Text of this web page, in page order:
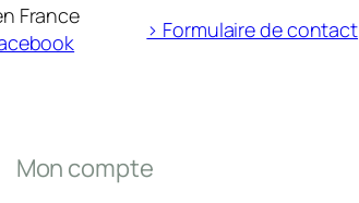
France
> Formulaire de contact
Mon compte